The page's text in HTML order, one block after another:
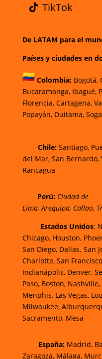
TikTok
De LATAM para el
Países y ciudades en
Colombia: Bogotá,
Bucaramanga,Ibagué,
Florencia, Cartagena,
Popayán, Duitama,
Chile:Santiago,
del Mar, San
Rancagua
Perú: Ciudad de
Lima, Arequipa, Callao,
Estados Unidos:
Chicago, Houston,
San Diego, Dallas. San
Charlotte, San
Indianápolis, Denver,
Paso, Boston,
Menphis, Las Vegas,
Milwaukee,
Sacramento, Mesa
España: Madrid,
Zaragoza, Málaga,